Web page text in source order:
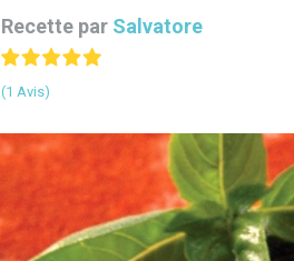
Recette par Salvatore
(1 Avis)